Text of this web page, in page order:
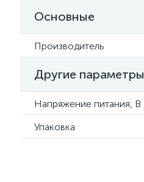
Основные
Производитель
Другие параметры
Напряжение питания, В
Упаковка